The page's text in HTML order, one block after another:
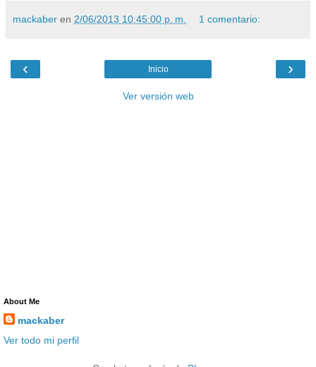
mackaber en 2/06/2013 10:45:00 p. m. 1 comentario:
‹ ›
Inicio
Ver versión web
About Me
mackaber
Ver todo mi perfil